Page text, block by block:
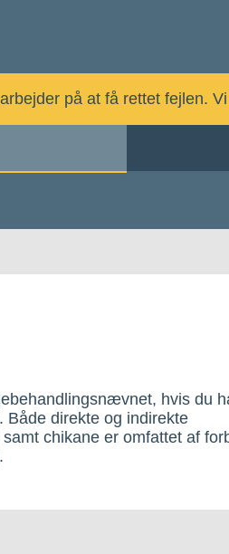
på at få rettet fejlen.
hvis du
Både direkte og indirekte
chikane er omfattet af